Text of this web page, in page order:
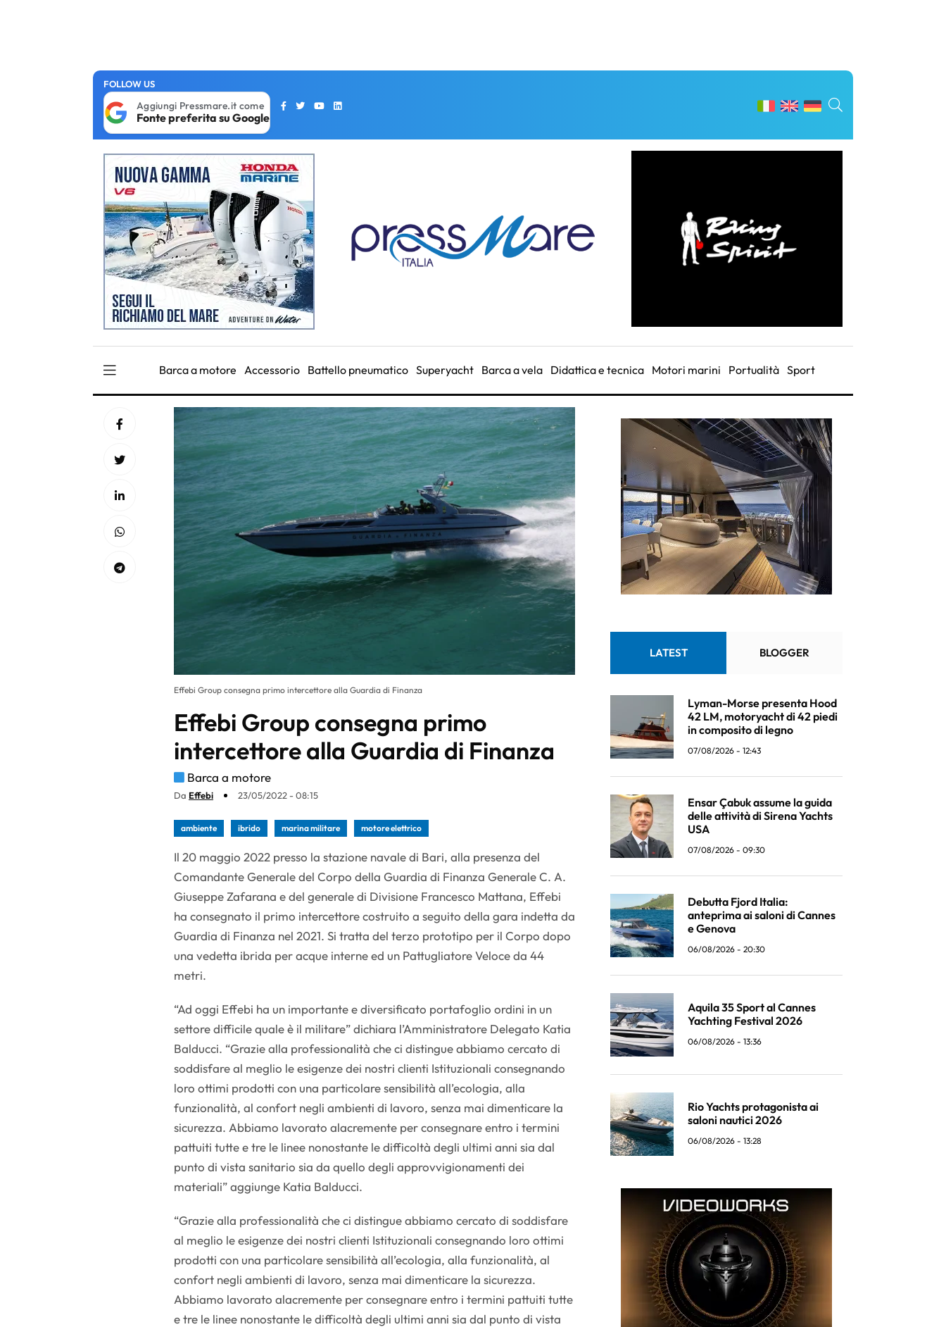
FOLLOW US
Aggiungi Pressmare.it come
Fonte preferita su Google
Barca a motore Accessorio Battello pneumatico Superyacht Barca a vela Didattica e tecnica Motori marini Portualità Sport
Effebi Group consegna primo intercettore alla Guardia di Finanza
Effebi Group consegna primo
intercettore alla Guardia di Finanza
Barca a motore
Da Effebi 23/05/2022 - 08:15
ambiente ibrido marina militare motore elettrico
Il 20 maggio 2022 presso la stazione navale di Bari, alla presenza del
Comandante Generale del Corpo della Guardia di Finanza Generale C. A.
Giuseppe Zafarana e del generale di Divisione Francesco Mattana, Effebi
ha consegnato il primo intercettore costruito a seguito della gara indetta da
Guardia di Finanza nel 2021. Si tratta del terzo prototipo per il Corpo dopo
una vedetta ibrida per acque interne ed un Pattugliatore Veloce da 44
metri.
“Ad oggi Effebi ha un importante e diversificato portafoglio ordini in un
settore difficile quale è il militare” dichiara l’Amministratore Delegato Katia
Balducci. “Grazie alla professionalità che ci distingue abbiamo cercato di
soddisfare al meglio le esigenze dei nostri clienti Istituzionali consegnando
loro ottimi prodotti con una particolare sensibilità all’ecologia, alla
funzionalità, al confort negli ambienti di lavoro, senza mai dimenticare la
sicurezza. Abbiamo lavorato alacremente per consegnare entro i termini
pattuiti tutte e tre le linee nonostante le difficoltà degli ultimi anni sia dal
punto di vista sanitario sia da quello degli approvvigionamenti dei
materiali” aggiunge Katia Balducci.
“Grazie alla professionalità che ci distingue abbiamo cercato di soddisfare
al meglio le esigenze dei nostri clienti Istituzionali consegnando loro ottimi
prodotti con una particolare sensibilità all’ecologia, alla funzionalità, al
confort negli ambienti di lavoro, senza mai dimenticare la sicurezza.
Abbiamo lavorato alacremente per consegnare entro i termini pattuiti tutte
e tre le linee nonostante le difficoltà degli ultimi anni sia dal punto di vista
LATEST BLOGGER
Lyman-Morse presenta Hood
42 LM, motoryacht di 42 piedi
in composito di legno
07/08/2026 - 12:43
Ensar Çabuk assume la guida
delle attività di Sirena Yachts
USA
07/08/2026 - 09:30
Debutta Fjord Italia:
anteprima ai saloni di Cannes
e Genova
06/08/2026 - 20:30
Aquila 35 Sport al Cannes
Yachting Festival 2026
06/08/2026 - 13:36
Rio Yachts protagonista ai
saloni nautici 2026
06/08/2026 - 13:28